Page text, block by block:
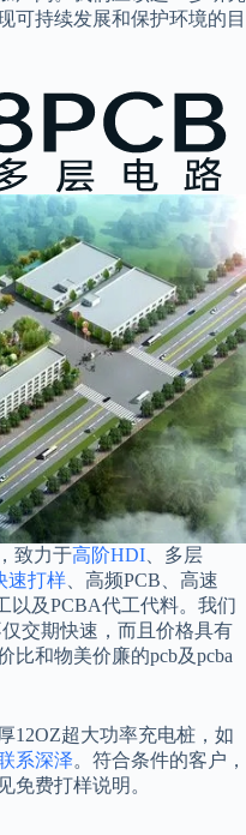
可持续发展和保护环境的目
致力于高阶HDI 、多层
速打样 、高频PCB、高速
以及PCBA代工代料。我们
交期快速，而且价格具有
比和物美价廉的pcb及pcba
12OZ超大功率充电桩，如
系深泽。符合条件的客户，
免费打样说明。